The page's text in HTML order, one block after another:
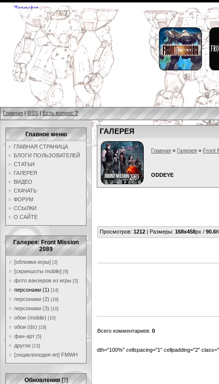
Главная | RSS | Есть вопрос ?
Главное меню
ГЛАВНАЯ СТРАНИЦА
БЛОГИ ПОЛЬЗОВАТЕЛЕЙ
СТАТЬИ
ГАЛЕРЕЯ
ВИДЕО
СКАЧАТЬ
ФОРУМ
ССЫЛКИ
О САЙТЕ
Галерея: Front Mission
2089
[обложки игры] [3]
[скриншоты mobile] [9]
фото ванзеров из игры [3]
персонажи (1) [14]
персонажи (2) [18]
персонажи (3) [10]
обои (mobile) [10]
обои (ds) [19]
фан-арт [5]
другое [13]
[энциклопедия-яп] FMWH
Обновления [?]
ГАЛЕРЕЯ
Главная » Галерея » Front
ODDEYE
Просмотров: 1212 | Размеры: 168x458px / 90.6
Всего комментариев: 0
dth="100%" cellspacing="1" cellpadding="2"